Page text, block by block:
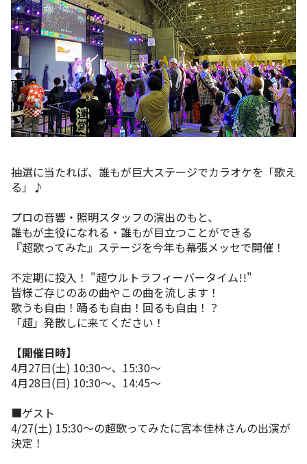
抽選に当たれば、誰もが巨大ステージでカラオケを「歌え
る」♪
プロの音響・照明スタッフの演出のもと、
誰もが主役になれる・誰もが目立つことができる
『超歌ってみた』ステージを今年も幕張メッセで開催！
不定期に投入！ "超ウルトラフィーバータイム!!"
皆様ご存じのあの曲やこの曲を流します！
歌うも自由！踊るも自由！回るも自由！？
「超」発散しに来てください！
【開催日時】
4月27日(土) 10:30〜、15:30～
4月28日(日) 10:30〜、14:45〜
■ゲスト
4/27(土) 15:30～の超歌ってみたに宮本佳林さんの出演が
決定！